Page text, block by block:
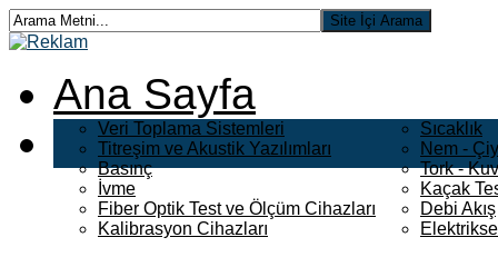
Ana Sayfa
Veri Toplama Sistemleri
Titreşim ve Akustik Yazılımları
Basınç
İvme
Fiber Optik Test ve Ölçüm Cihazları
Kalibrasyon Cihazları
Sıcaklık
Nem -
Tork -
Kaçak
Debi Akış